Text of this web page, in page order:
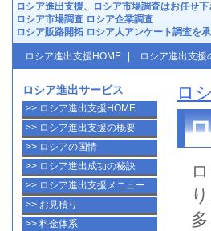
ロシア進出支援、 ロシア市場調査はお任せ下
ロシア市場調査 ロシア企業調査
ロシア販路開拓 ロシア人アンケート調査を
ロ
ロシア進出サービス
>> ロシア進出支援HOME
>> ロシア進出支援の概要
>> ロシアの国情
>> ロシア進出成功の秘訣
>> ロシア進出支援メニュー
>> お見積り
>> 料金体系
ロシア進出支援HOME ロシア進出支援